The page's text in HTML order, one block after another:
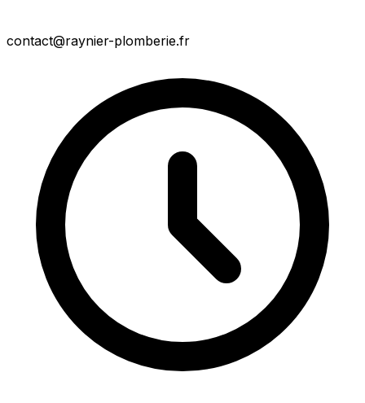
contact@raynier-plomberie.fr